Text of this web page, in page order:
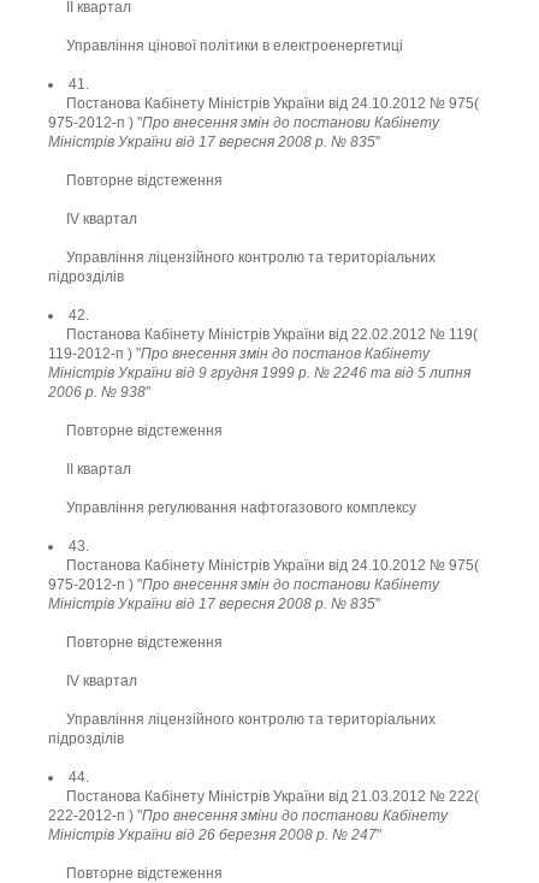
ІІ квартал
Управління цінової політики в електроенергетиці
41.
Постанова Кабінету Міністрів України від 24.10.2012 № 975(
975-2012-п ) "Про внесення змін до постанови Кабінету
Міністрів України від 17 вересня 2008 р. № 835"
Повторне відстеження
ІV квартал
Управління ліцензійного контролю та територіальних
підрозділів
42.
Постанова Кабінету Міністрів України від 22.02.2012 № 119(
119-2012-п ) "Про внесення змін до постанов Кабінету
Міністрів України від 9 грудня 1999 р. № 2246 та від 5 липня
2006 р. № 938"
Повторне відстеження
ІI квартал
Управління регулювання нафтогазового комплексу
43.
Постанова Кабінету Міністрів України від 24.10.2012 № 975(
975-2012-п ) "Про внесення змін до постанови Кабінету
Міністрів України від 17 вересня 2008 р. № 835"
Повторне відстеження
ІV квартал
Управління ліцензійного контролю та територіальних
підрозділів
44.
Постанова Кабінету Міністрів України від 21.03.2012 № 222(
222-2012-п ) "Про внесення зміни до постанови Кабінету
Міністрів України від 26 березня 2008 р. № 247"
Повторне відстеження